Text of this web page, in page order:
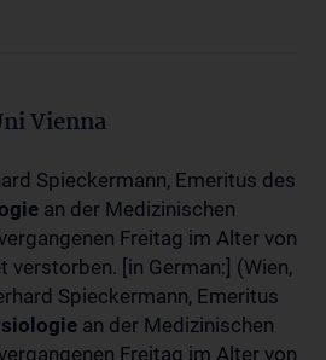
Vienna
Spieckermann, Emeritus des
an der Medizinischen
Freitag im Alter von
verstorben. [in German:] (Wien,
Spieckermann, Emeritus
an der Medizinischen
Freitag im Alter von